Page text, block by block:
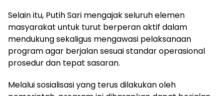
Selain itu, Putih Sari mengajak seluruh elemen
masyarakat untuk turut berperan aktif dalam
mendukung sekaligus mengawasi pelaksanaan
program agar berjalan sesuai standar operasional
prosedur dan tepat sasaran.
Melalui sosialisasi yang terus dilakukan oleh